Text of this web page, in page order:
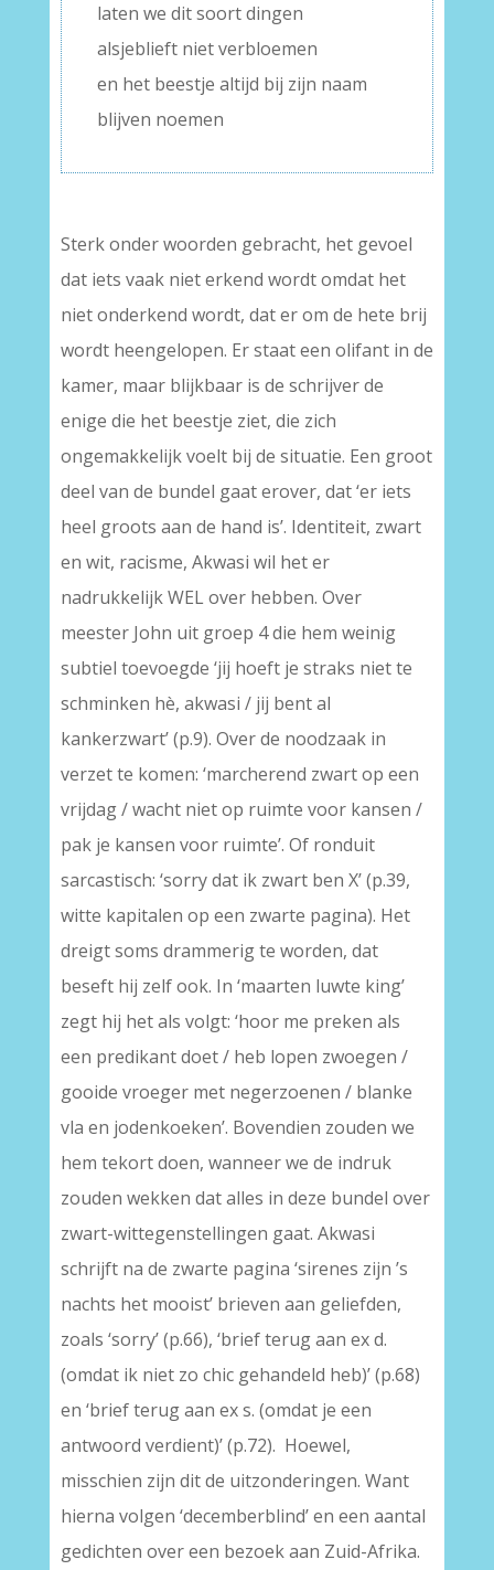
laten we dit soort dingen
alsjeblieft niet verbloemen
en het beestje altijd bij zijn naam
blijven noemen
Sterk onder woorden gebracht, het gevoel
dat iets vaak niet erkend wordt omdat het
niet onderkend wordt, dat er om de hete brij
wordt heengelopen. Er staat een olifant in de
kamer, maar blijkbaar is de schrijver de
enige die het beestje ziet, die zich
ongemakkelijk voelt bij de situatie. Een groot
deel van de bundel gaat erover, dat ‘er iets
heel groots aan de hand is’. Identiteit, zwart
en wit, racisme, Akwasi wil het er
nadrukkelijk WEL over hebben. Over
meester John uit groep 4 die hem weinig
subtiel toevoegde ‘jij hoeft je straks niet te
schminken hè, akwasi / jij bent al
kankerzwart’ (p.9). Over de noodzaak in
verzet te komen: ‘marcherend zwart op een
vrijdag / wacht niet op ruimte voor kansen /
pak je kansen voor ruimte’. Of ronduit
sarcastisch: ‘sorry dat ik zwart ben X’ (p.39,
witte kapitalen op een zwarte pagina). Het
dreigt soms drammerig te worden, dat
beseft hij zelf ook. In ‘maarten luwte king’
zegt hij het als volgt: ‘hoor me preken als
een predikant doet / heb lopen zwoegen /
gooide vroeger met negerzoenen / blanke
vla en jodenkoeken’. Bovendien zouden we
hem tekort doen, wanneer we de indruk
zouden wekken dat alles in deze bundel over
zwart-wittegenstellingen gaat. Akwasi
schrijft na de zwarte pagina ‘sirenes zijn ’s
nachts het mooist’ brieven aan geliefden,
zoals ‘sorry’ (p.66), ‘brief terug aan ex d.
(omdat ik niet zo chic gehandeld heb)’ (p.68)
en ‘brief terug aan ex s. (omdat je een
antwoord verdient)’ (p.72). Hoewel,
misschien zijn dit de uitzonderingen. Want
hierna volgen ‘decemberblind’ en een aantal
gedichten over een bezoek aan Zuid-Afrika.